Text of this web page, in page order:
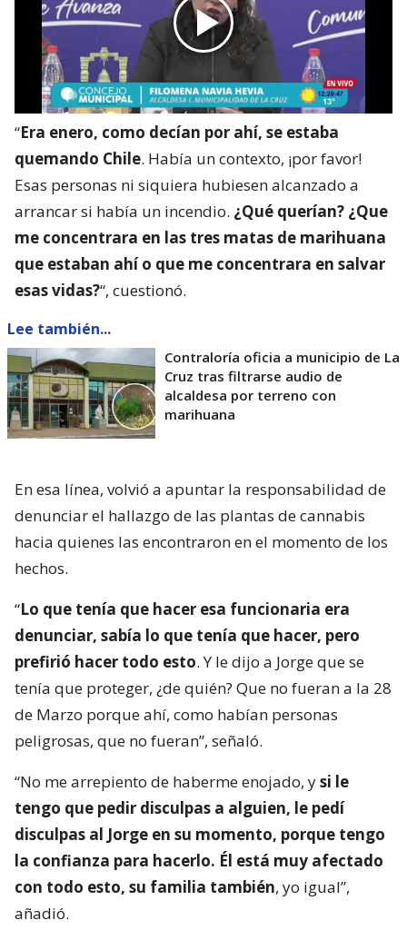
“Era enero, como decían por ahí, se estaba
quemando Chile. Había un contexto, ¡por favor!
Esas personas ni siquiera hubiesen alcanzado a
arrancar si había un incendio. ¿Qué querían? ¿Que
me concentrara en las tres matas de marihuana
que estaban ahí o que me concentrara en salvar
esas vidas?“, cuestionó.
Lee también...
Contraloría oficia a municipio de La
Cruz tras filtrarse audio de
alcaldesa por terreno con
marihuana
En esa línea, volvió a apuntar la responsabilidad de
denunciar el hallazgo de las plantas de cannabis
hacia quienes las encontraron en el momento de los
hechos.
“Lo que tenía que hacer esa funcionaria era
denunciar, sabía lo que tenía que hacer, pero
prefirió hacer todo esto. Y le dijo a Jorge que se
tenía que proteger, ¿de quién? Que no fueran a la 28
de Marzo porque ahí, como habían personas
peligrosas, que no fueran”, señaló.
“No me arrepiento de haberme enojado, ysi le
tengo que pedir disculpas a alguien, le pedí
disculpas al Jorge en su momento, porque tengo
la confianza para hacerlo. Él está muy afectado
con todo esto, su familia también, yo igual”,
añadió.